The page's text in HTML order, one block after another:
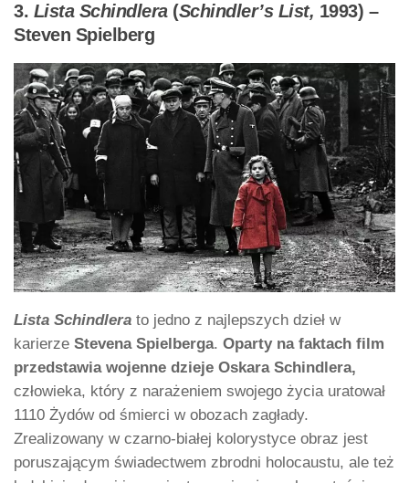
3. Lista Schindlera(Schindler’s List, 1993) –
Steven Spielberg
Lista Schindlera to jedno z najlepszych dzieł w
karierze Stevena Spielberga. Oparty na faktach film
przedstawia wojenne dzieje Oskara Schindlera,
człowieka, który z narażeniem swojego życia uratował
1110 Żydów od śmierci w obozach zagłady.
Zrealizowany w czarno-białej kolorystyce obraz jest
poruszającym świadectwem zbrodni holocaustu, ale też